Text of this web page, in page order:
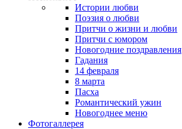
Истории любви
Поэзия о любви
Притчи о жизни и любви
Притчи с юмором
Новогодние поздравления
Гадания
14 февраля
8 марта
Пасха
Романтический ужин
Новогоднее меню
Фотогаллерея